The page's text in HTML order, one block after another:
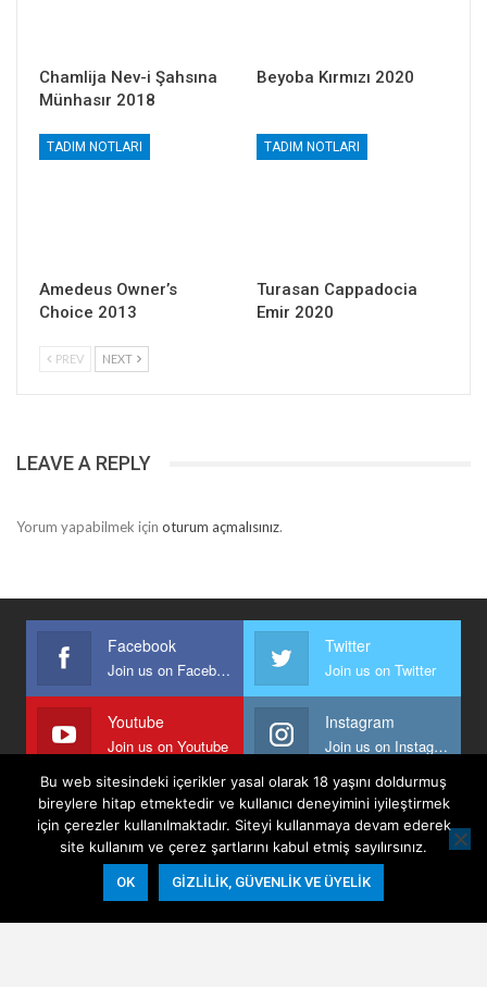
Chamlija Nev-i Şahsına
Münhasır 2018
Beyoba Kırmızı 2020
TADIM NOTLARI
Amedeus Owner’s
Choice 2013
TADIM NOTLARI
Turasan Cappadocia
Emir 2020
PREV NEXT
LEAVE A REPLY
Yorum yapabilmek için oturum açmalısınız.
Facebook
Join us on Facebook
Twitter
Join us on Twitter
Youtube
Join us on Youtube
Instagram
Join us on Instagram
Anasayfa Keyfi Yazanlar İletişim
Şartlar Ve Koşullar
Gizlilik, Güvenlik Ve Üyelik Politikası
Bu web sitesindeki içerikler yasal olarak 18 yaşını doldurmuş
bireylere hitap etmektedir ve kullanıcı deneyimini iyileştirmek
için çerezler kullanılmaktadır. Siteyi kullanmaya devam ederek
site kullanım ve çerez şartlarını kabul etmiş sayılırsınız.
OK GIZLILIK, GÜVENLIK VE ÜYELIK